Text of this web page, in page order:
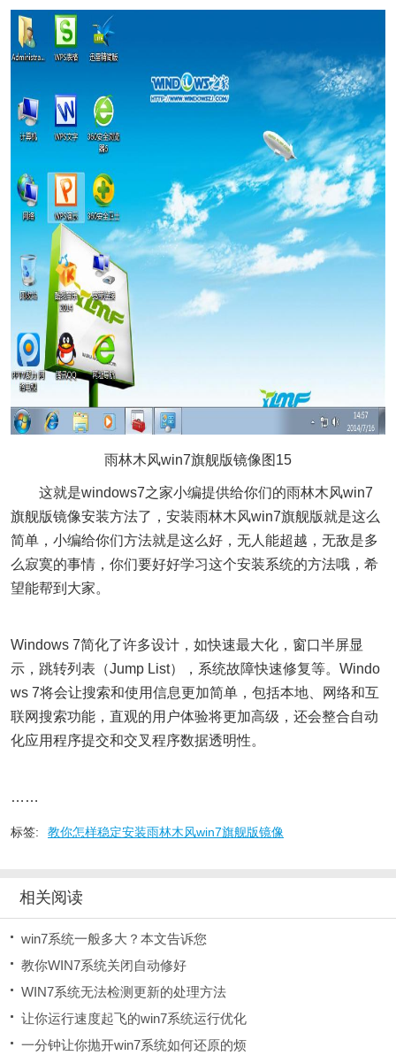
雨林木风win7旗舰版镜像图15
这就是windows7之家小编提供给你们的雨林木风win7
旗舰版镜像安装方法了，安装雨林木风win7旗舰版就是这么
简单，小编给你们方法就是这么好，无人能超越，无敌是多
么寂寞的事情，你们要好好学习这个安装系统的方法哦，希
望能帮到大家。
Windows 7简化了许多设计，如快速最大化，窗口半屏显
示，跳转列表（Jump List），系统故障快速修复等。Windo
ws 7将会让搜索和使用信息更加简单，包括本地、网络和互
联网搜索功能，直观的用户体验将更加高级，还会整合自动
化应用程序提交和交叉程序数据透明性。
……
标签: 教你怎样稳定安装雨林木风win7旗舰版镜像
相关阅读
win7系统一般多大？本文告诉您
教你WIN7系统关闭自动修好
WIN7系统无法检测更新的处理方法
让你运行速度起飞的win7系统运行优化
一分钟让你抛开win7系统如何还原的烦